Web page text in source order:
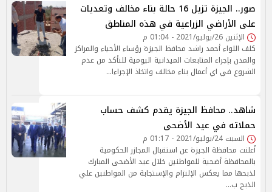
صور.. الجيزة تزيل 16 حالة بناء مخالف وتعديات
على الأراضي الزراعية في هذه المناطق
الإثنين 26/يوليو/2021 - 01:04 م
كلف اللواء أحمد راشد محافظ الجيزة رؤساء الأحياء والمراكز
والمدن بإجراء المتابعات الميدانية اليومية للتأكد من عدم
الشروع في اي أعمال بناء مخالف واتخاذ الإجراءا…
شاهد.. محافظ الجيزة يقدم كشف حساب
حملاته في عيد الأضحى
السبت 24/يوليو/2021 - 01:17 م
أعلنت محافظة الجيزة عن استقبال المجازر الحكومية
بالمحافظة أضحية للمواطنين خلال عيد الأضحى المبارك
لذبحها مما يعكس الإلتزام والإستجابة من المواطنين علي
الذبح ب…